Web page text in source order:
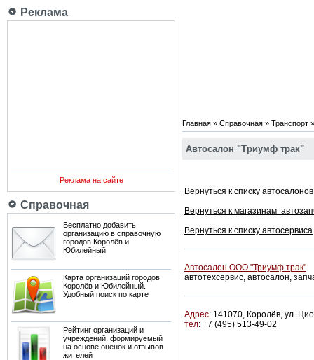
Реклама
Реклама на сайте
Справочная
Бесплатно добавить
организацию в справочную
городов Королёв и
Юбилейный
Карта организаций городов
Королёв и Юбилейный.
Удобный поиск по карте
Рейтинг организаций и
учреждений, формируемый
на основе оценок и отзывов
жителей
Главная » Справочная » Транспорт
Автосалон "Триумф трак"
Вернуться к списку автосалонов
Вернуться к магазинам
Вернуться к списку автосервиса
Автосалон ООО "Триумф трак"
автотехсервис, автосалон,
Адрес: 141070, Королёв, ул.
тел: +7 (495) 513-49-02